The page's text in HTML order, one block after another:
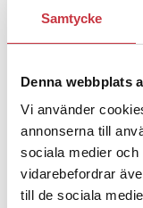
Samtycke
Denna webbplats
Vi använder
annonserna till
sociala medier
vidarebefordrar
till de sociala
Insändare:
Jens
ska han lära
4 juni 2026